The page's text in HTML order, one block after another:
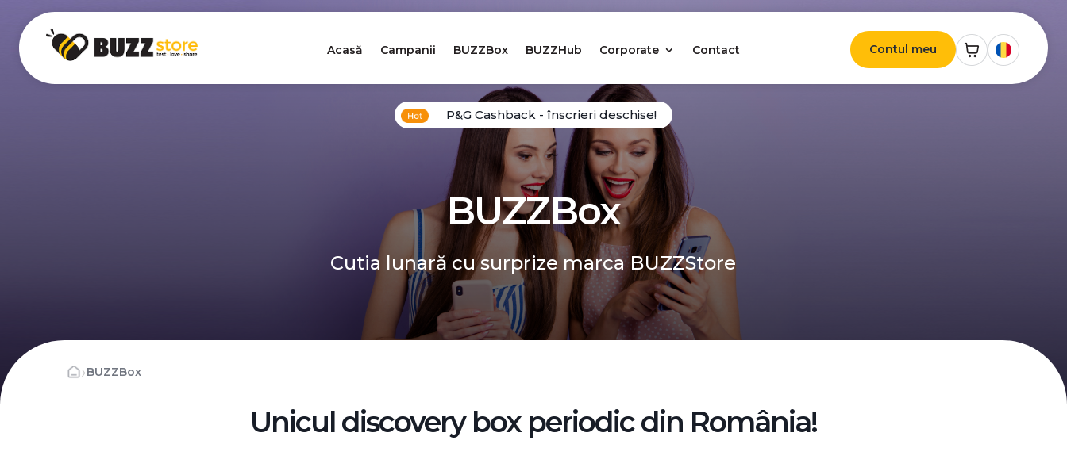
Acasă Campanii BUZZBox BUZZHub Corporate Contact Contul meu
P&G Cashback - înscrieri deschise!
BUZZBox
Cutia lunară cu surprize marca BUZZStore
›BUZZBox
Unicul discovery box periodic din România!